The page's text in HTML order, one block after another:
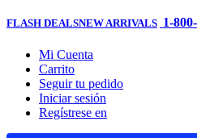
FLASH DEALSNEW ARRIVALS 1-
Mi Cuenta
Carrito
Seguir tu pedido
Iniciar sesión
Regístrese en